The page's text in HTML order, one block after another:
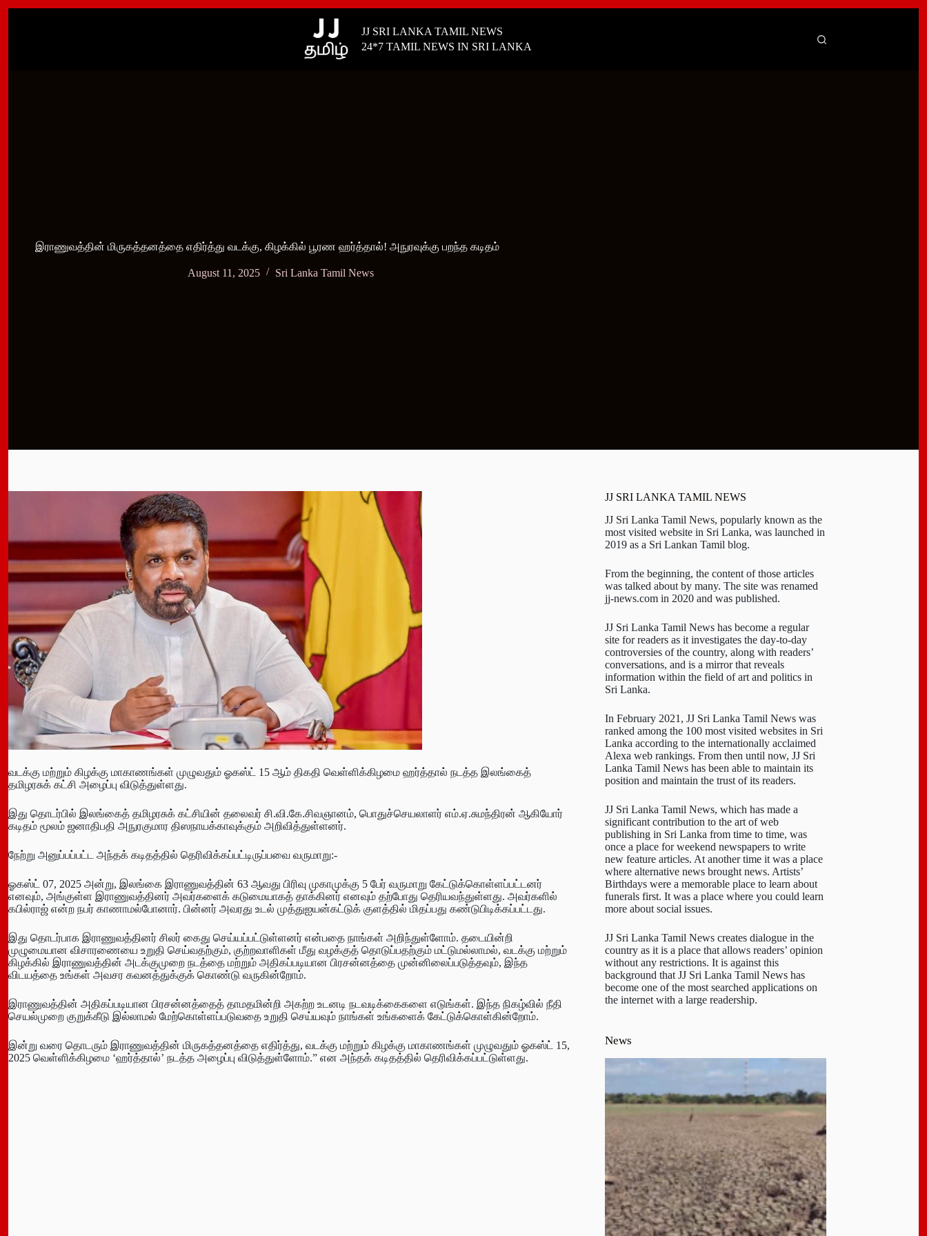
JJ SRI LANKA TAMIL NEWS
24*7 TAMIL NEWS IN SRI LANKA
இராணுவத்தின் மிருகத்தனத்தை எதிர்த்து வடக்கு, கிழக்கில் பூரண ஹர்த்தால்! அநுரவுக்கு பறந்த கடிதம்
August 11, 2025 Sri Lanka Tamil News
வடக்கு மற்றும் கிழக்கு மாகாணங்கள் முழுவதும் ஓகஸ்ட் 15 ஆம் திகதி வெள்ளிக்கிழமை ஹர்த்தால் நடத்த இலங்கைத்
தமிழரசுக் கட்சி அழைப்பு விடுத்துள்ளது.
இது தொடர்பில் இலங்கைத் தமிழரசுக் கட்சியின் தலைவர் சி.வி.கே.சிவஞானம், பொதுச்செயலாளர் எம்.ஏ.சுமந்திரன் ஆகியோர்
கடிதம் மூலம் ஜனாதிபதி அநுரகுமார திஸநாயக்காவுக்கும் அறிவித்துள்ளனர்.
நேற்று அனுப்பப்பட்ட அந்தக் கடிதத்தில் தெரிவிக்கப்பட்டிருப்பவை வருமாறு:-
ஓகஸ்ட் 07, 2025 அன்று, இலங்கை இராணுவத்தின் 63 ஆவது பிரிவு முகாமுக்கு 5 பேர் வருமாறு கேட்டுக்கொள்ளப்பட்டனர்
எனவும், அங்குள்ள இராணுவத்தினர் அவர்களைக் கடுமையாகத் தாக்கினர் எனவும் தற்போது தெரியவந்துள்ளது. அவர்களில்
கபில்ராஜ் என்ற நபர் காணாமல்போனார். பின்னர் அவரது உடல் முத்துஐயன்கட்டுக் குளத்தில் மிதப்பது கண்டுபிடிக்கப்பட்டது.
இது தொடர்பாக இராணுவத்தினர் சிலர் கைது செய்யப்பட்டுள்ளனர் என்பதை நாங்கள் அறிந்துள்ளோம். தடையின்றி
முழுமையான விசாரணையை உறுதி செய்வதற்கும், குற்றவாளிகள் மீது வழக்குத் தொடுப்பதற்கும் மட்டுமல்லாமல், வடக்கு மற்றும்
கிழக்கில் இராணுவத்தின் அடக்குமுறை நடத்தை மற்றும் அதிகப்படியான பிரசன்னத்தை முன்னிலைப்படுத்தவும், இந்த
விடயத்தை உங்கள் அவசர கவனத்துக்குக் கொண்டு வருகின்றோம்.
இராணுவத்தின் அதிகப்படியான பிரசன்னத்தைத் தாமதமின்றி அகற்ற உடனடி நடவடிக்கைகளை எடுங்கள். இந்த நிகழ்வில் நீதி
செயல்முறை குறுக்கீடு இல்லாமல் மேற்கொள்ளப்படுவதை உறுதி செய்யவும் நாங்கள் உங்களைக் கேட்டுக்கொள்கின்றோம்.
இன்று வரை தொடரும் இராணுவத்தின் மிருகத்தனத்தை எதிர்த்து, வடக்கு மற்றும் கிழக்கு மாகாணங்கள் முழுவதும் ஓகஸ்ட் 15,
2025 வெள்ளிக்கிழமை ‘ஹர்த்தால்’ நடத்த அழைப்பு விடுத்துள்ளோம்.” என அந்தக் கடிதத்தில் தெரிவிக்கப்பட்டுள்ளது.
JJ SRI LANKA TAMIL NEWS
JJ Sri Lanka Tamil News, popularly known as the
most visited website in Sri Lanka, was launched in
2019 as a Sri Lankan Tamil blog.
From the beginning, the content of those articles
was talked about by many. The site was renamed
jj-news.com in 2020 and was published.
JJ Sri Lanka Tamil News has become a regular
site for readers as it investigates the day-to-day
controversies of the country, along with readers’
conversations, and is a mirror that reveals
information within the field of art and politics in
Sri Lanka.
In February 2021, JJ Sri Lanka Tamil News was
ranked among the 100 most visited websites in Sri
Lanka according to the internationally acclaimed
Alexa web rankings. From then until now, JJ Sri
Lanka Tamil News has been able to maintain its
position and maintain the trust of its readers.
JJ Sri Lanka Tamil News, which has made a
significant contribution to the art of web
publishing in Sri Lanka from time to time, was
once a place for weekend newspapers to write
new feature articles. At another time it was a place
where alternative news brought news. Artists’
Birthdays were a memorable place to learn about
funerals first. It was a place where you could learn
more about social issues.
JJ Sri Lanka Tamil News creates dialogue in the
country as it is a place that allows readers’ opinion
without any restrictions. It is against this
background that JJ Sri Lanka Tamil News has
become one of the most searched applications on
the internet with a large readership.
News